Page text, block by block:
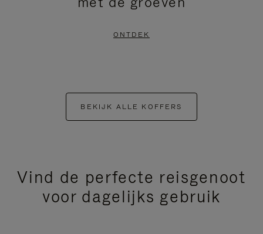
ONTDEK
BEKIJK ALLE KOFFERS
Vind de perfecte reisgenoot
voor dagelijks gebruik